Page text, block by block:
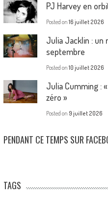
PJ Harvey en
Posted on 16 juillet 2026
Julia Jacklin : un
septembre
Posted on 10 juillet 2026
Julia Cumming :
zéro »
Posted on 9 juillet 2026
PENDANT CE TEMPS SUR
TAGS